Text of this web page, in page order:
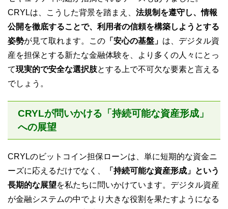
CRYLは、こうした背景を踏まえ、 法規制を遵守し、情報
公開を徹底することで、利用者の信頼を構築しようとする
姿勢が見て取れます。この 「安心の基盤」 は、デジタル資
産を担保とする新たな金融体験を、より多くの人々にとっ
て現実的で安全な選択肢とする上で不可欠な要素と言える
でしょう。
CRYLが問いかける「持続可能な資産形成」
への展望
CRYLのビットコイン担保ローンは、単に短期的な資金ニ
ーズに応えるだけでなく、
「持続可能な資産形成」という
長期的な展望を私たちに問いかけています。デジタル資産
が金融システムの中でより大きな役割を果たすようになる